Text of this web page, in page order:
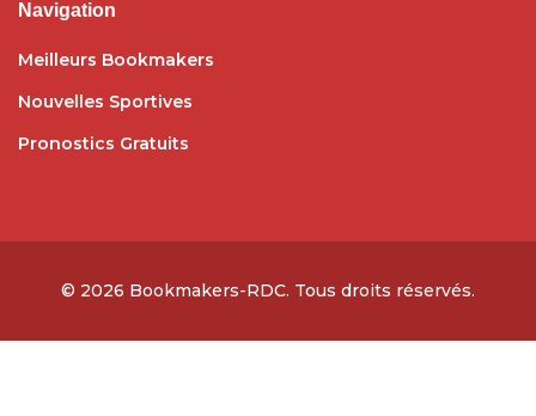
Navigation
Meilleurs Bookmakers
Nouvelles Sportives
Pronostics Gratuits
© 2026 Bookmakers-RDC. Tous droits réservés.